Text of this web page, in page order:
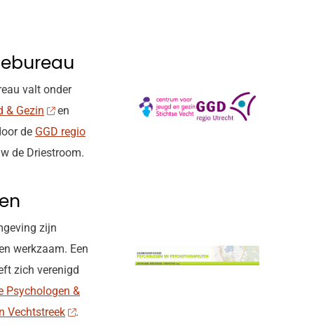
valt onder
& Gezin
en
de GGD regio
de Driestroom.
zijn
werkzaam. Een
zich verenigd
Psychologen &
Vechtstreek
.